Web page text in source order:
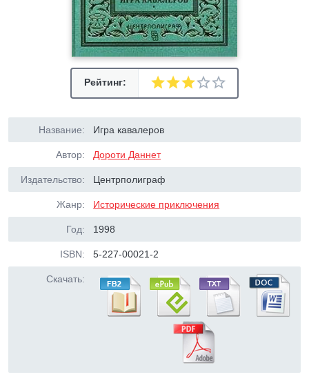
Рейтинг:
Название: Игра кавалеров
Автор: Дороти Даннет
Издательство: Центрполиграф
Жанр: Исторические приключения
Год: 1998
ISBN: 5-227-00021-2
Скачать: